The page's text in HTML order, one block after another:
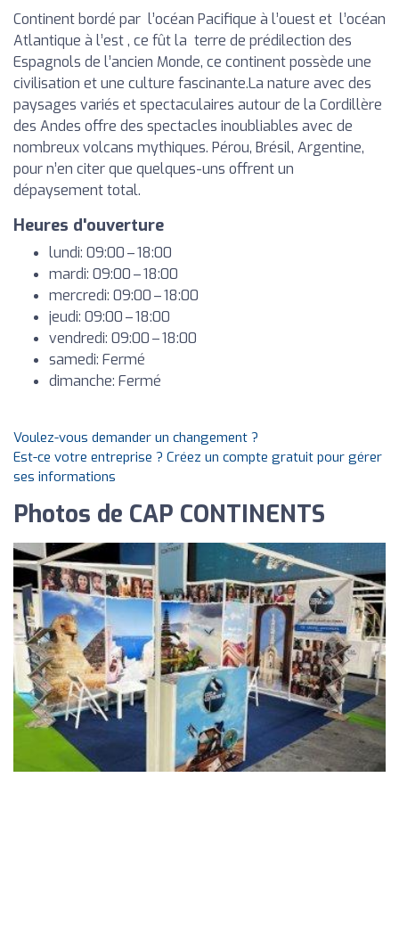
Continent bordé par l’océan Pacifique à l’ouest et l’océan
Atlantique à l’est , ce fût la terre de prédilection des
Espagnols de l’ancien Monde, ce continent possède une
civilisation et une culture fascinante.La nature avec des
paysages variés et spectaculaires autour de la Cordillère
des Andes offre des spectacles inoubliables avec de
nombreux volcans mythiques. Pérou, Brésil, Argentine,
pour n’en citer que quelques-uns offrent un
dépaysement total.
Heures d'ouverture
lundi: 09:00 – 18:00
mardi: 09:00 – 18:00
mercredi: 09:00 – 18:00
jeudi: 09:00 – 18:00
vendredi: 09:00 – 18:00
samedi: Fermé
dimanche: Fermé
Voulez-vous demander un changement ?
Est-ce votre entreprise ? Créez un compte gratuit pour gérer
ses informations
Photos de CAP CONTINENTS